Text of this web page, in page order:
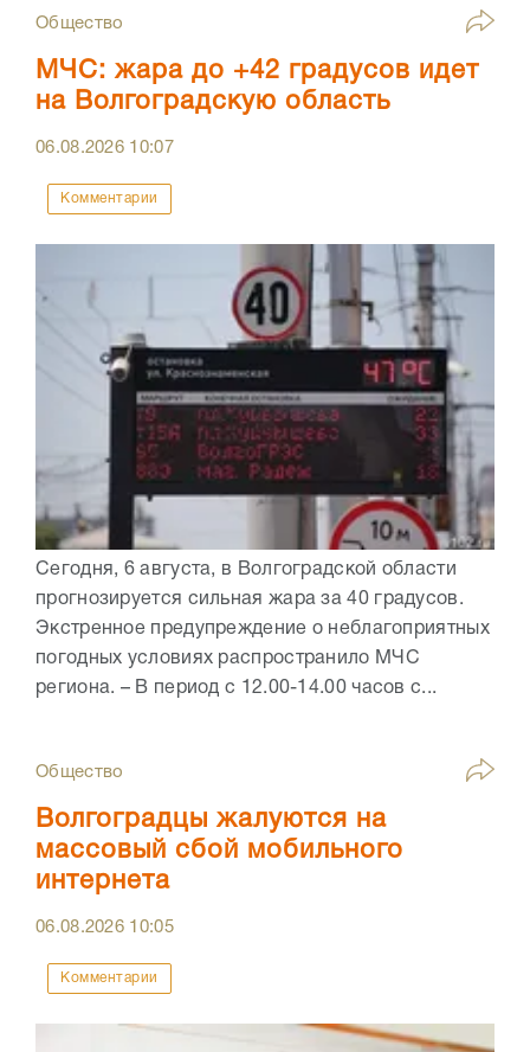
Общество
МЧС: жара до +42 градусов идет
на Волгоградскую область
06.08.2026 10:07
Комментарии
Сегодня, 6 августа, в Волгоградской области
прогнозируется сильная жара за 40 градусов.
Экстренное предупреждение о неблагоприятных
погодных условиях распространило МЧС
региона. – В период с 12.00-14.00 часов с...
Общество
Волгоградцы жалуются на
массовый сбой мобильного
интернета
06.08.2026 10:05
Комментарии